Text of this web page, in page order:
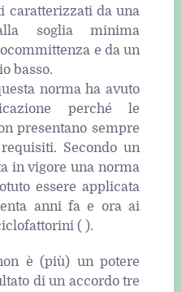
caratterizzati da una
soglia minima
e da un
basso.
norma ha avuto
perché le
presentano sempre
Secondo un
in vigore una norma
essere applicata
anni fa e ora ai
( ).
è (più) un potere
di un accordo tre